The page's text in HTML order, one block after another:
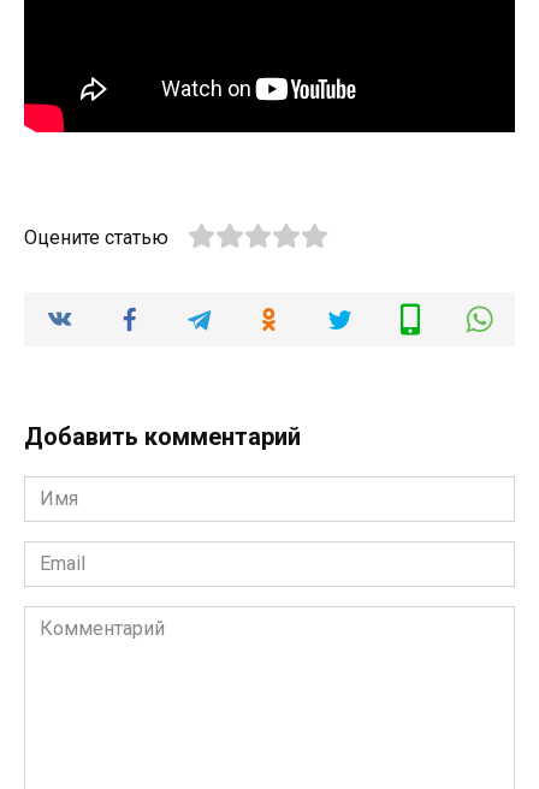
Оцените статью
Добавить комментарий
Имя
*
Email
*
Комментарий